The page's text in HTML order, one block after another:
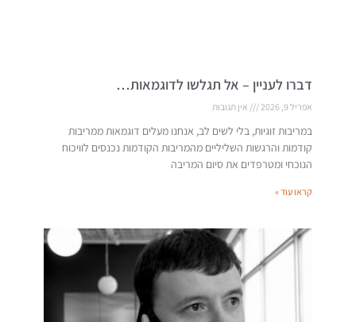
דברו לעניין – אל תגלשו לדוגמאות…
אפריל 9, 2026 אין תגובות
במריבות זוגיות, בלי לשים לב, אנחנו מעלים דוגמאות ממריבות
קודמות והרגשות השליליים מהמריבות הקודמות נכנסים לוויכוח
הנוכחי ומטרפדים את סיום המריבה
קראו עוד »